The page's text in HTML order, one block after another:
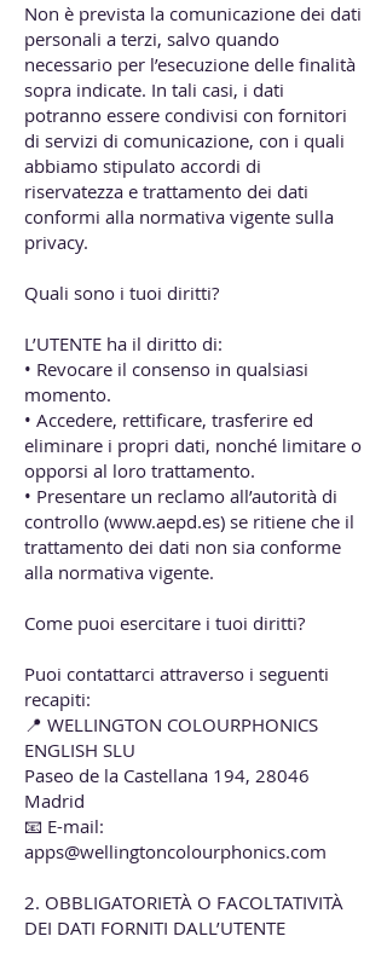
Non è prevista la comunicazione dei dati
personali a terzi, salvo quando
necessario per l’esecuzione delle finalità
sopra indicate. In tali casi, i dati
potranno essere condivisi con fornitori
di servizi di comunicazione, con i quali
abbiamo stipulato accordi di
riservatezza e trattamento dei dati
conformi alla normativa vigente sulla
privacy.
Quali sono i tuoi diritti?
L’UTENTE ha il diritto di:
• Revocare il consenso in qualsiasi
momento.
• Accedere, rettificare, trasferire ed
eliminare i propri dati, nonché limitare o
opporsi al loro trattamento.
• Presentare un reclamo all’autorità di
controllo (www.aepd.es) se ritiene che il
trattamento dei dati non sia conforme
alla normativa vigente.
Come puoi esercitare i tuoi diritti?
Puoi contattarci attraverso i seguenti
recapiti:
📍 WELLINGTON COLOURPHONICS
ENGLISH SLU
Paseo de la Castellana 194, 28046
Madrid
📧 E-mail:
apps@wellingtoncolourphonics.com
2. OBBLIGATORIETÀ O FACOLTATIVITÀ
DEI DATI FORNITI DALL’UTENTE